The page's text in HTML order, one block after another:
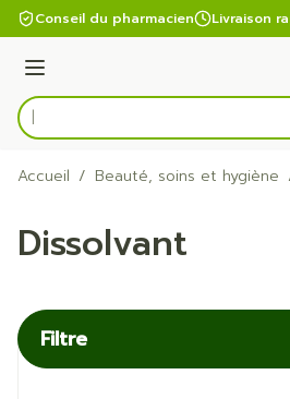
Aller au contenu
Conseil du pharmacien Livraison
Menu
Rechercher
Accueil / Beauté, soins et hygiène
Dissolvant
Filtre